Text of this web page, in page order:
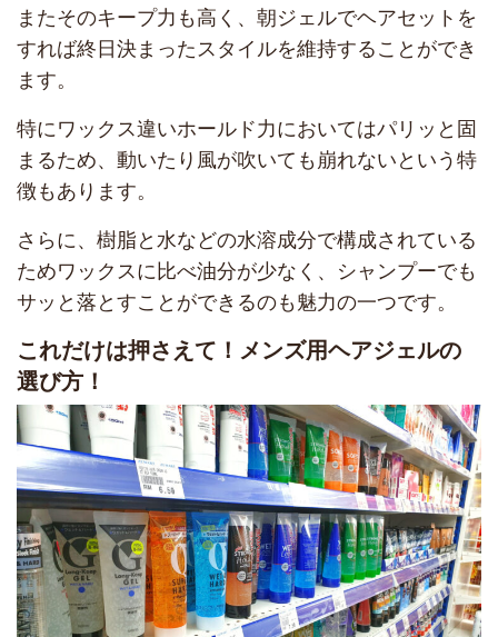
またそのキープ力も高く、朝ジェルでヘアセットを
すれば終日決まったスタイルを維持することができ
ます。
特にワックス違いホールド力においてはパリッと固
まるため、動いたり風が吹いても崩れないという特
徴もあります。
さらに、樹脂と水などの水溶成分で構成されている
ためワックスに比べ油分が少なく、シャンプーでも
サッと落とすことができるのも魅力の一つです。
これだけは押さえて！メンズ用ヘアジェルの
選び方！